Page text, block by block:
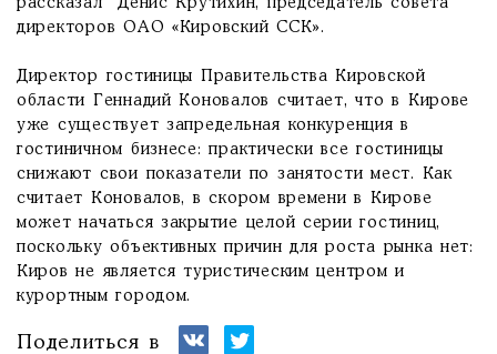
рассказал Денис Крутихин, председатель совета
директоров ОАО «Кировский ССК».
Директор гостиницы Правительства Кировской
области Геннадий Коновалов считает, что в Кирове
уже существует запредельная конкуренция в
гостиничном бизнесе: практически все гостиницы
снижают свои показатели по занятости мест. Как
считает Коновалов, в скором времени в Кирове
может начаться закрытие целой серии гостиниц,
поскольку объективных причин для роста рынка нет:
Киров не является туристическим центром и
курортным городом.
Поделиться в